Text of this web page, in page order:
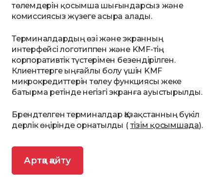
төлемдерін қосымша шығындарсыз және
комиссиясыз жүзеге асыра алады.
Терминалдардың өзі және экранның
интерфейсі логотиппен және KMF-тің
корпоративтік түстерімен безендірілген.
Клиенттерге ыңғайлы болу үшін KMF
микрокредиттерін төлеу функциясы жеке
батырма ретінде негізгі экранға ауыстырылды.
Брендтелген терминалдар Қазақстанның бүкіл
дерлік өңірінде орнатылды ( тізім қосымшада).
Артқа қайту